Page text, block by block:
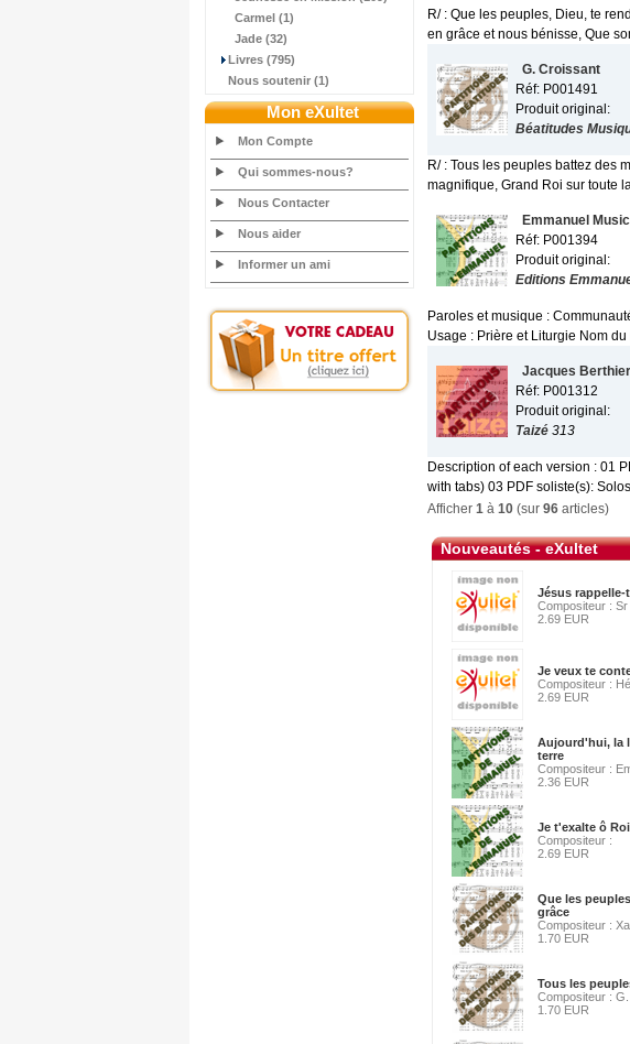
Carmel (1)
Jade (32)
Livres (795)
Nous soutenir (1)
Mon eXultet
Mon Compte
Qui sommes-nous?
Nous Contacter
Nous aider
Informer un ami
R/ : Que les peuples, Dieu, te
en grâce et nous bénisse, Que
G. Croissant
Réf: P001491
Produit original:
Béatitudes
R/ : Tous les peuples battez des
magnifique, Grand Roi sur toute
Emmanuel Music
Réf: P001394
Produit original:
Editions
Paroles et musique :
Usage : Prière et Liturgie Nom du
Jacques Berthier
Réf: P001312
Produit original:
Taizé 313
Description of each version : 01
with tabs) 03 PDF soliste(s):
Afficher 1 à 10 (sur 96 articles)
Nouveautés - eXultet
Jésus rappelle-
Compositeur :
2.69 EUR
Je veux te
Compositeur :
2.69 EUR
Aujourd'hui, la
terre
Compositeur :
2.36 EUR
Je t'exalte ô
Compositeur :
2.69 EUR
Que les
grâce
Compositeur :
1.70 EUR
Tous les
Compositeur :
1.70 EUR